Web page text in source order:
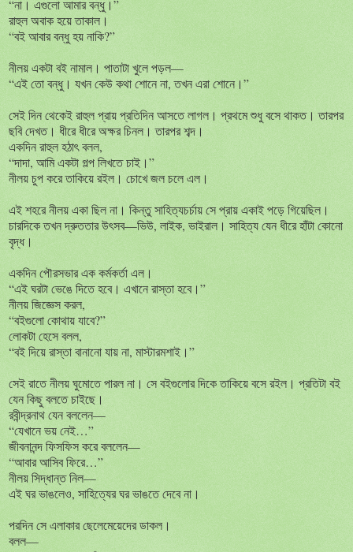
“না। এগুলো আমার বন্ধু।”
রাহুল অবাক হয়ে তাকাল।
“বই আবার বন্ধু হয় নাকি?”
নীলয় একটা বই নামাল। পাতাটা খুলে পড়ল—
“এই তো বন্ধু। যখন কেউ কথা শোনে না, তখন এরা শোনে।”
সেই দিন থেকেই রাহুল প্রায় প্রতিদিন আসতে লাগল। প্রথমে শুধু বসে থাকত। তারপর
ছবি দেখত। ধীরে ধীরে অক্ষর চিনল। তারপর শব্দ।
একদিন রাহুল হঠাৎ বলল,
“দাদা, আমি একটা গল্প লিখতে চাই।”
নীলয় চুপ করে তাকিয়ে রইল। চোখে জল চলে এল।
এই শহরে নীলয় একা ছিল না। কিন্তু সাহিত্যচর্চায় সে প্রায় একাই পড়ে গিয়েছিল।
চারদিকে তখন দ্রুততার উৎসব—ভিউ, লাইক, ভাইরাল। সাহিত্য যেন ধীরে হাঁটা কোনো
বৃদ্ধ।
একদিন পৌরসভার এক কর্মকর্তা এল।
“এই ঘরটা ভেঙে দিতে হবে। এখানে রাস্তা হবে।”
নীলয় জিজ্ঞেস করল,
“বইগুলো কোথায় যাবে?”
লোকটা হেসে বলল,
“বই দিয়ে রাস্তা বানানো যায় না, মাস্টারমশাই।”
সেই রাতে নীলয় ঘুমোতে পারল না। সে বইগুলোর দিকে তাকিয়ে বসে রইল। প্রতিটা বই
যেন কিছু বলতে চাইছে।
রবীন্দ্রনাথ যেন বললেন—
“যেখানে ভয় নেই…”
জীবনানন্দ ফিসফিস করে বললেন—
“আবার আসিব ফিরে…”
নীলয় সিদ্ধান্ত নিল—
এই ঘর ভাঙলেও, সাহিত্যের ঘর ভাঙতে দেবে না।
পরদিন সে এলাকার ছেলেমেয়েদের ডাকল।
বলল—